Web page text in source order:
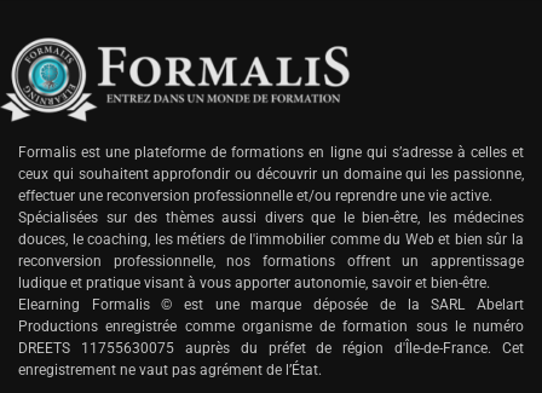
Formalis est une plateforme de formations en ligne qui s’adresse à celles et
ceux qui souhaitent approfondir ou découvrir un domaine qui les passionne,
effectuer une reconversion professionnelle et/ou reprendre une vie active.
Spécialisées sur des thèmes aussi divers que le bien-être, les médecines
douces, le coaching, les métiers de l'immobilier comme du Web et bien sûr la
reconversion professionnelle, nos formations offrent un apprentissage
ludique et pratique visant à vous apporter autonomie, savoir et bien-être.
Elearning Formalis © est une marque déposée de la SARL Abelart
Productions enregistrée comme organisme de formation sous le numéro
DREETS 11755630075 auprès du préfet de région d'Île-de-France. Cet
enregistrement ne vaut pas agrément de l’État.